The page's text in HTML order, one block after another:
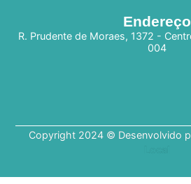
Endereço
R. Prudente de Moraes, 1372 -
004
Copyright 2024 © Desenvolvido